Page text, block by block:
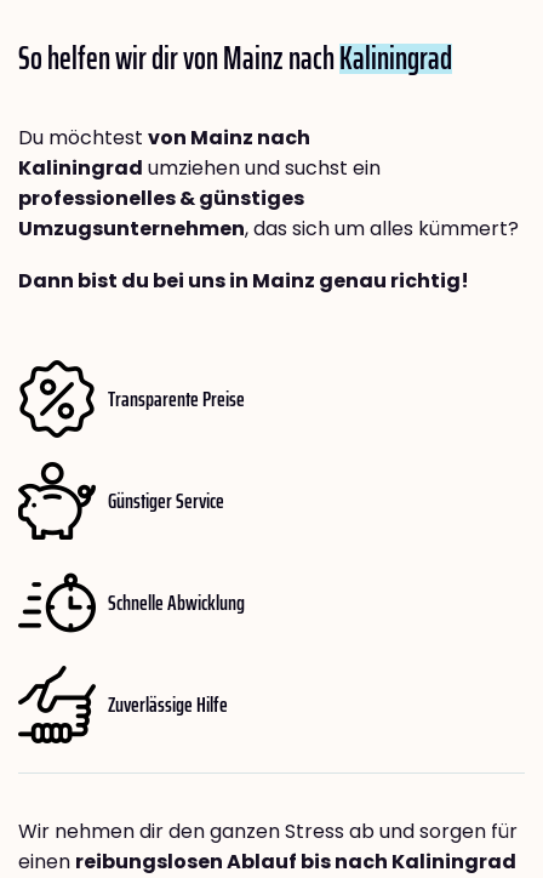
So helfen wir dir von Mainz nachKaliningrad
Du möchtest von Mainz nach
Kaliningrad umziehen und suchst ein
professionelles & günstiges
Umzugsunternehmen, das sich um alles kümmert?
Dann bist du bei uns in Mainz genau richtig!
Transparente Preise
Günstiger Service
Schnelle Abwicklung
Zuverlässige Hilfe
Wir nehmen dir den ganzen Stress ab und sorgen für
einen reibungslosen Ablauf bis nach Kaliningrad